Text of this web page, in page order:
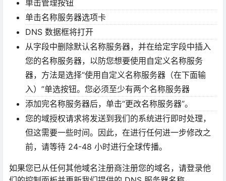
单击管理按钮
单击名称服务器选项卡
DNS 数据框将打开
从字段中删除默认名称服务器，并在给定字段中插入
您的名称服务器，以防您想要使用自定义名称服务
器，方法是选择“使用自定义名称服务器（在下面输
入）”单选按钮。您必须至少有两个名称服务器
添加完名称服务器后，单击“更改名称服务器”。
您的域授权请求将发送到我们的系统进行即时处理，
但这需要一些时间。因此，在进行任何进一步修改之
前，请等待 24-48 小时进行全球传播。
如果您已从任何其他域名注册商注册您的域名，请登录他